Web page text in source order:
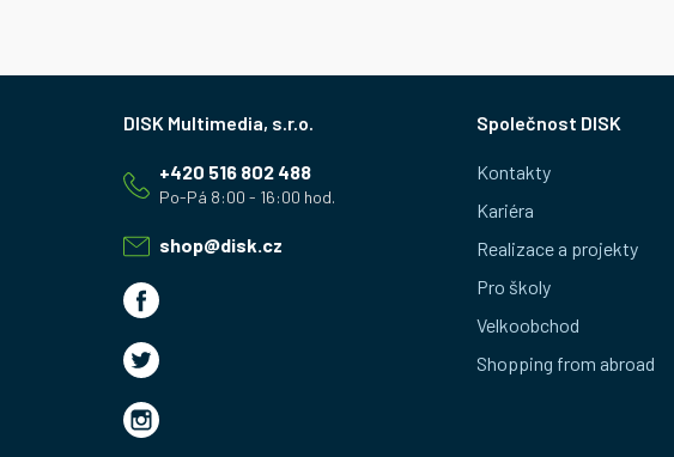
shop@disk.cz
+420 516 802 488
Společnost DISK
Kontakty
Kariéra
Realizace a projekty
Pro školy
Velkoobchod
Shopping from abroad